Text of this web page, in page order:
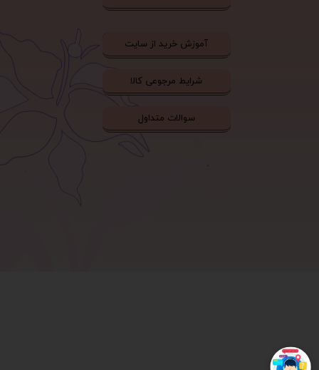
آموزش خرید از سایت
شرایط مرجوعی کالا
سوالات متداول